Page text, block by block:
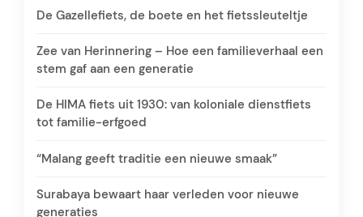
De Gazellefiets, de boete en het fietssleuteltje
Zee van Herinnering – Hoe een familieverhaal een
stem gaf aan een generatie
De HIMA fiets uit 1930: van koloniale dienstfiets
tot familie-erfgoed
“Malang geeft traditie een nieuwe smaak”
Surabaya bewaart haar verleden voor nieuwe
generaties